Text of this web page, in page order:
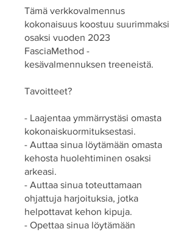
Tämä verkkovalmennus
kokonaisuus koostuu suurimmaksi
osaksi vuoden 2023
FasciaMethod -
kesävalmennuksen treeneistä.
Tavoitteet?
- Laajentaa ymmärrystäsi omasta
kokonaiskuormituksestasi.
- Auttaa sinua löytämään omasta
kehosta huolehtiminen osaksi
arkeasi.
- Auttaa sinua toteuttamaan
ohjattuja harjoituksia, jotka
helpottavat kehon kipuja.
- Opettaa sinua löytämään